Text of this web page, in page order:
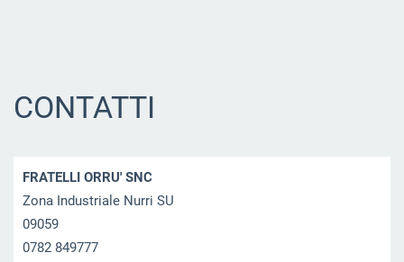
CONTATTI
FRATELLI ORRU' SNC
Zona Industriale Nurri SU
09059
0782 849777